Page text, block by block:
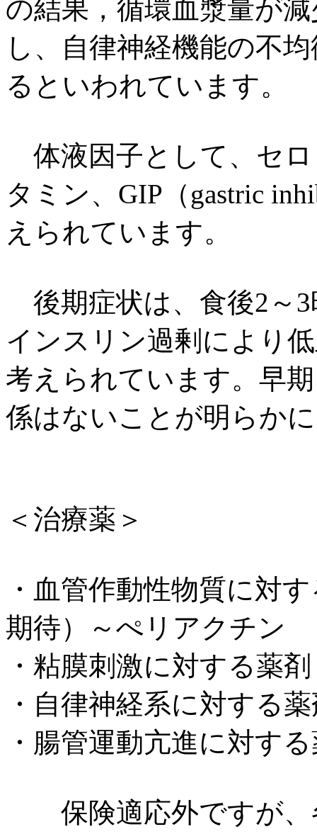
の結果，循環血漿量が
し、自律神経機能の不
るといわれています。
体液因子として、セ
タミン、GIP（gastric
えられています。
後期症状は、食後2～
インスリン過剰により
考えられています。早
係はないことが明らか
＜治療薬＞
・血管作動性物質に対
期待）～ぺリアクチン
・粘膜刺激に対する薬
・自律神経系に対する
・腸管運動亢進に対す
保険適応外ですが、